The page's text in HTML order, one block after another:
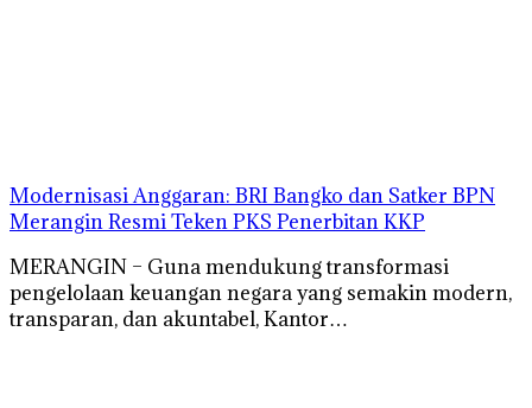
Modernisasi Anggaran: BRI Bangko dan Satker BPN
Merangin Resmi Teken PKS Penerbitan KKP
MERANGIN – Guna mendukung transformasi
pengelolaan keuangan negara yang semakin modern,
transparan, dan akuntabel, Kantor…